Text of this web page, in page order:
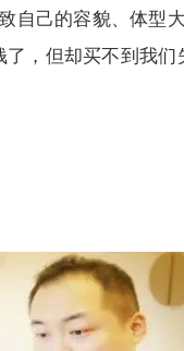
自己的容貌、体型
，但却买不到我们